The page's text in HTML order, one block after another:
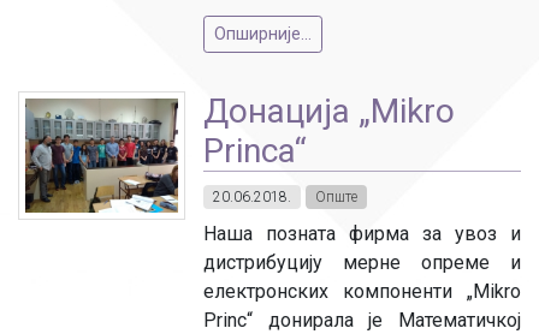
Опширније...
Донација „Mikro
Princa“
20.06.2018. Опште
Наша позната фирма за увоз и
дистрибуцију мерне опреме и
електронских компоненти „Mikro
Princ“ донирала је Математичкој